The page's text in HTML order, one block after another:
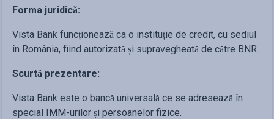
Forma juridică:
Vista Bank funcționează ca o instituție de credit, cu sediul
în România, fiind autorizată și supravegheată de către BNR.
Scurtă prezentare:
Vista Bank este o bancă universală ce se adresează în
special IMM-urilor și persoanelor fizice.